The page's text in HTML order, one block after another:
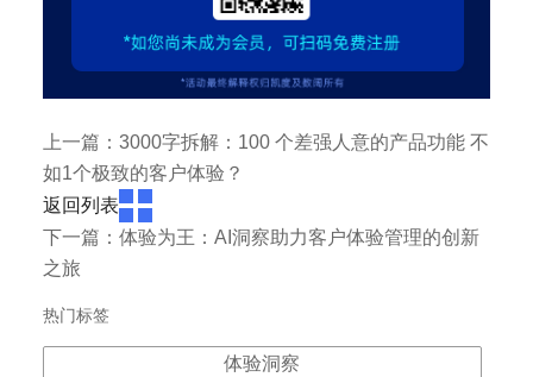
上一篇：3000字拆解：100 个差强人意的产品功能 不
如1个极致的客户体验？
返回列表
下一篇：体验为王：AI洞察助力客户体验管理的创新
之旅
热门标签
体验洞察